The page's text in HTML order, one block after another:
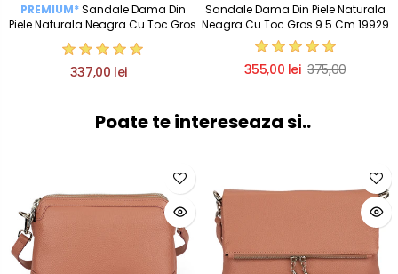
PREMIUM*Sandale Dama Din
Piele Naturala Neagra Cu Toc Gros
8 Cm 15178
337,00 lei
Sandale Dama Din Piele Naturala
Neagra Cu Toc Gros 9.5 Cm 19929
355,00 lei 375,00
Poate te intereseaza si..